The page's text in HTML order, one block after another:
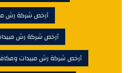
أرخص شركة رش
أرخص شركة رش
أرخص شركة رش مبيدات